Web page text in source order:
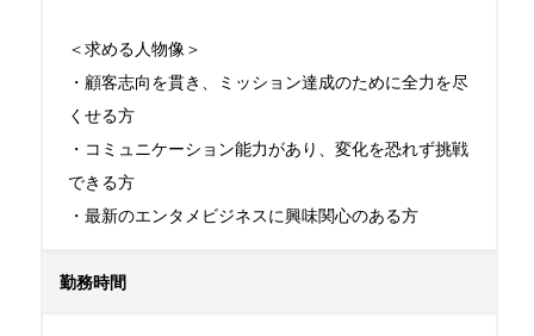
＜求める人物像＞
・顧客志向を貫き、ミッション達成のために全力を尽
くせる方
・コミュニケーション能力があり、変化を恐れず挑戦
できる方
・最新のエンタメビジネスに興味関心のある方
勤務時間